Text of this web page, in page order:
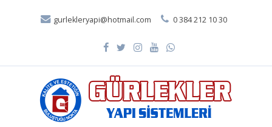
gurlekleryapi@hotmail.com 0 384 212 10 30